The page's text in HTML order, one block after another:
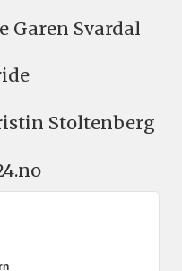
Garen Svardal
Stoltenberg